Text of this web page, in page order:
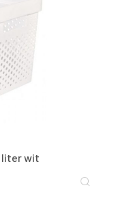
liter wit